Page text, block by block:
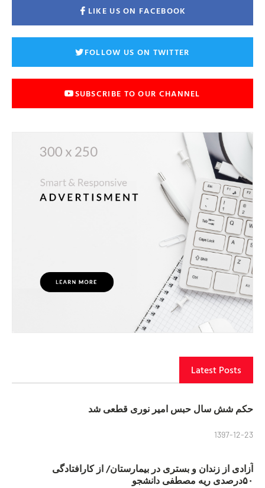
LIKE US ON FACEBOOK
FOLLOW US ON TWITTER
SUBSCRIBE TO OUR CHANNEL
Latest Posts
حکم شش سال حبس امیر نوری قطعی شد
1397-12-23
آزادی از زندان و بستری در بیمارستان/ از کارافتادگی
۵۰درصدی ریه مصطفی دانشجو